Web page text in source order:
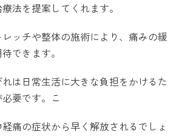
法を提案してくれます。
ッチや整体の施術により、痛みの緩
できます。
は日常生活に大きな負担をかけるた
要です。こ
痛の症状から早く解放されるでしょ